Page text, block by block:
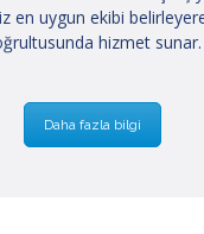
en uygun ekibi
hizmet sunar.
Daha fazla bilgi